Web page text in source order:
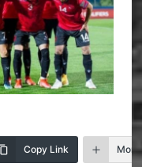
Copy Link More